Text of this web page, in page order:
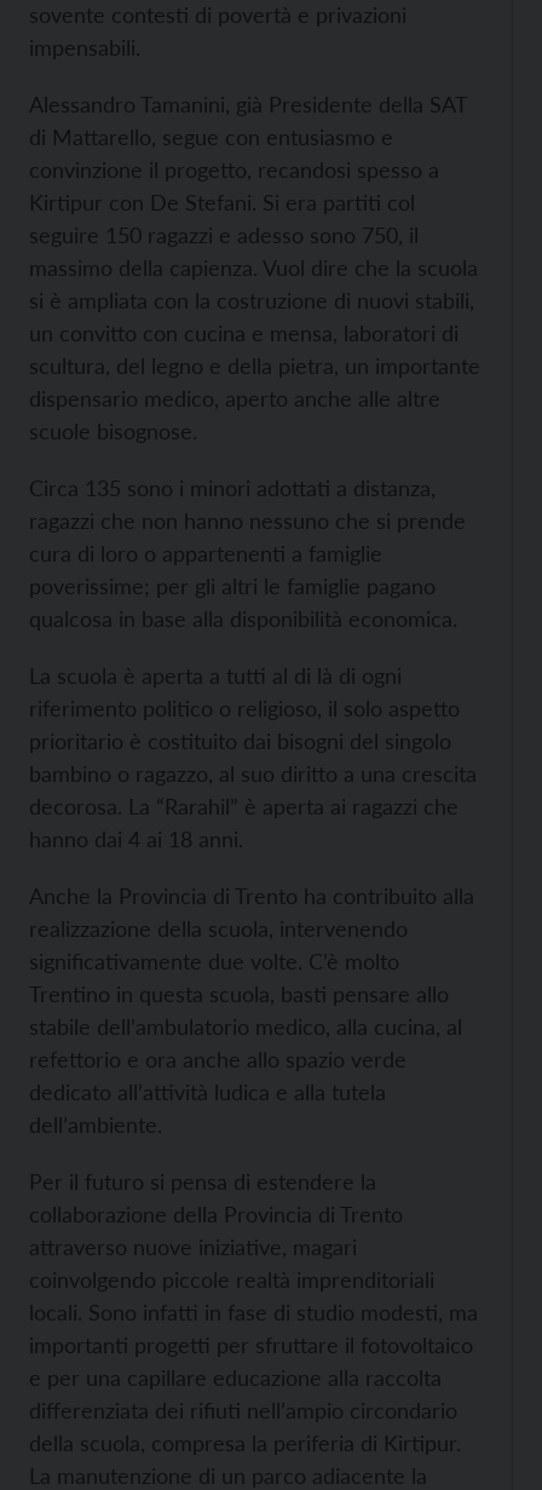
sovente contesti di povertà e privazioni
impensabili.
Alessandro Tamanini, già Presidente della SAT
di Mattarello, segue con entusiasmo e
convinzione il progetto, recandosi spesso a
Kirtipur con De Stefani. Si era partiti col
seguire 150 ragazzi e adesso sono 750, il
massimo della capienza. Vuol dire che la scuola
si è ampliata con la costruzione di nuovi stabili,
un convitto con cucina e mensa, laboratori di
scultura, del legno e della pietra, un importante
dispensario medico, aperto anche alle altre
scuole bisognose.
Circa 135 sono i minori adottati a distanza,
ragazzi che non hanno nessuno che si prende
cura di loro o appartenenti a famiglie
poverissime; per gli altri le famiglie pagano
qualcosa in base alla disponibilità economica.
La scuola è aperta a tutti al di là di ogni
riferimento politico o religioso, il solo aspetto
prioritario è costituito dai bisogni del singolo
bambino o ragazzo, al suo diritto a una crescita
decorosa. La “Rarahil” è aperta ai ragazzi che
hanno dai 4 ai 18 anni.
Anche la Provincia di Trento ha contribuito alla
realizzazione della scuola, intervenendo
significativamente due volte. C’è molto
Trentino in questa scuola, basti pensare allo
stabile dell’ambulatorio medico, alla cucina, al
refettorio e ora anche allo spazio verde
dedicato all’attività ludica e alla tutela
dell’ambiente.
Per il futuro si pensa di estendere la
collaborazione della Provincia di Trento
attraverso nuove iniziative, magari
coinvolgendo piccole realtà imprenditoriali
locali. Sono infatti in fase di studio modesti, ma
importanti progetti per sfruttare il fotovoltaico
e per una capillare educazione alla raccolta
differenziata dei rifiuti nell’ampio circondario
della scuola, compresa la periferia di Kirtipur.
La manutenzione di un parco adiacente la